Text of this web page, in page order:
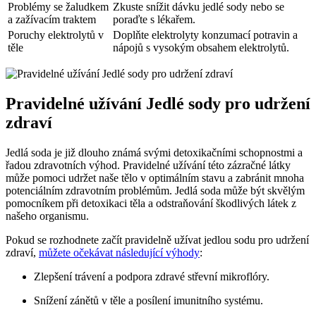
Problémy se žaludkem
a zažívacím traktem
Zkuste snížit dávku jedlé sody nebo se
poraďte s lékařem.
Poruchy elektrolytů v
těle
Doplňte elektrolyty konzumací potravin a
nápojů s vysokým obsahem elektrolytů.
Pravidelné užívání Jedlé sody pro udržení
zdraví
Jedlá soda je již dlouho známá svými detoxikačními schopnostmi a
řadou zdravotních výhod. Pravidelné užívání této zázračné látky
může pomoci udržet naše tělo v optimálním stavu a zabránit mnoha
potenciálním zdravotním problémům. Jedlá soda může být skvělým
pomocníkem při detoxikaci těla a odstraňování škodlivých látek z
našeho organismu.
Pokud se rozhodnete začít pravidelně užívat jedlou sodu pro udržení
zdraví, můžete očekávat následující výhody:
Zlepšení trávení a podpora zdravé střevní mikroflóry.
Snížení zánětů v těle a posílení imunitního systému.